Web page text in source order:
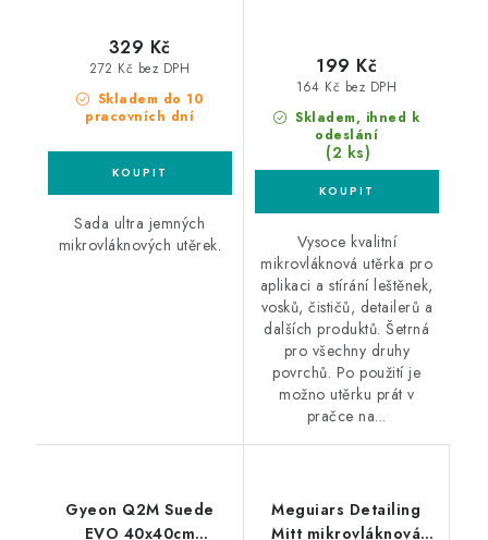
Skladem do 10
pracovních dní
272 Kč bez DPH
329 Kč
Sada ultra jemných
mikrovláknových utěrek.
Skladem, ihned k
odeslání
(2 ks)
164 Kč bez DPH
199 Kč
Vysoce kvalitní
mikrovláknová utěrka pro
aplikaci a stírání leštěnek,
vosků, čističů, detailerů a
dalších produktů. Šetrná
pro všechny druhy
povrchů. Po použití je
možno utěrku prát v
pračce na...
Gyeon Q2M Suede
EVO 40x40cm
Meguiars Detailing
Mitt mikrovláknová